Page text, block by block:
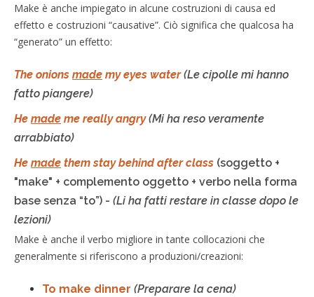
Make è anche impiegato in alcune costruzioni di causa ed
effetto e costruzioni “causative”. Ciò significa che qualcosa ha
“generato” un effetto:
The onions made my eyes water(Le cipolle mi hanno
fatto piangere)
He made me really angry(Mi ha reso veramente
arrabbiato)
He made them stay behind after class (soggetto +
"make" + complemento oggetto + verbo nella forma
base senza “to”) - (Li ha fatti restare in classe dopo le
lezioni)
Make è anche il verbo migliore in tante collocazioni che
generalmente si riferiscono a produzioni/creazioni:
To make dinner (Preparare la cena)